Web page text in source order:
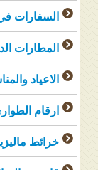
السفارات في
المطارات
الاعياد
ارقام
خرائط